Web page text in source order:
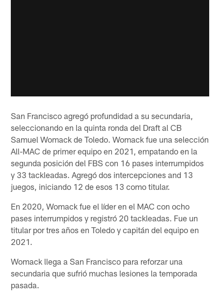
San Francisco agregó profundidad a su secundaria,
seleccionando en la quinta ronda del Draft al CB
Samuel Womack de Toledo. Womack fue una selección
All-MAC de primer equipo en 2021, empatando en la
segunda posición del FBS con 16 pases interrumpidos
y 33 tackleadas. Agregó dos intercepciones and 13
juegos, iniciando 12 de esos 13 como titular.
En 2020, Womack fue el líder en el MAC con ocho
pases interrumpidos y registró 20 tackleadas. Fue un
titular por tres años en Toledo y capitán del equipo en
2021.
Womack llega a San Francisco para reforzar una
secundaria que sufrió muchas lesiones la temporada
pasada.